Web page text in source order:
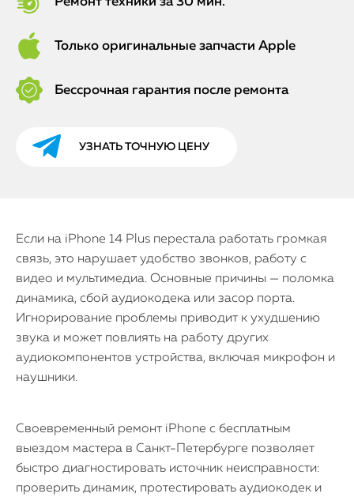
Только оригинальные запчасти Apple
Бессрочная гарантия после ремонта
УЗНАТЬ ТОЧНУЮ ЦЕНУ
Если на iPhone 14 Plus перестала работать громкая
связь, это нарушает удобство звонков, работу с
видео и мультимедиа. Основные причины — поломка
динамика, сбой аудиокодека или засор порта.
Игнорирование проблемы приводит к ухудшению
звука и может повлиять на работу других
аудиокомпонентов устройства, включая микрофон и
наушники.
Своевременный ремонт iPhone с бесплатным
выездом мастера в Санкт-Петербурге позволяет
быстро диагностировать источник неисправности:
проверить динамик, протестировать аудиокодек и